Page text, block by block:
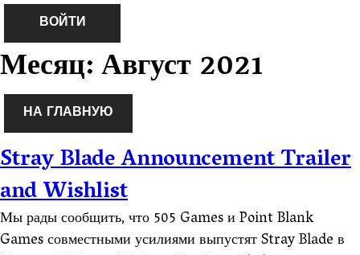
ВОЙТИ
Месяц:Август 2021
НА ГЛАВНУЮ
Stray Blade Announcement Trailer
and Wishlist
Мы рады сообщить, что 505 Games и Point Blank
Games совместными усилиями выпустят Stray Blade в